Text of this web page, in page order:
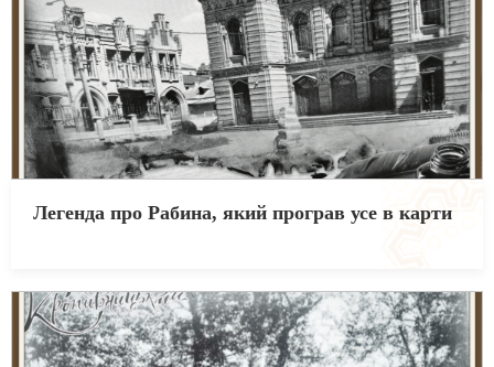
Легенда про Рабина, який програв усе в карти